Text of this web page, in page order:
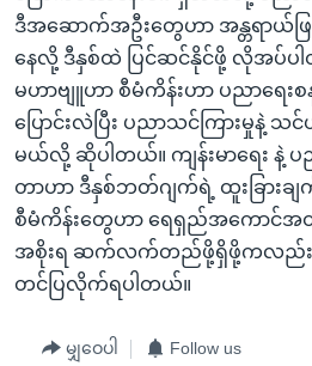
ဒီအဆောက်အဦးတွေဟာ အန္တရာယ်ဖ
နေလို့ ဒီနှစ်ထဲ ပြင်ဆင်နိုင်ဖို့ လိုအပ်ပါ
မဟာဗျူဟာ စီမံကိန်းဟာ ပညာရေး
ပြောင်းလဲပြီး ပညာသင်ကြားမှု
မယ်လို့ ဆိုပါတယ်။ ကျန်းမာရေး နဲ့ ပ
တာဟာ ဒီနှစ်ဘတ်ဂျက်ရဲ့ ထူးခြားချ
စီမံကိန်းတွေဟာ ရေရှည်အကောင်အထ
အစိုးရ ဆက်လက်တည်ဖို့ရှိဖို့ကလည်း အ
တင်ပြလိုက်ရပါတယ်။
မျှဝေပါ Follow us